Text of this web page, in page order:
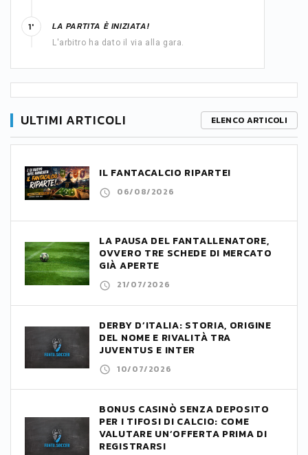
LA PARTITA È INIZIATA!
L'arbitro ha dato il via alla gara.
1'
ULTIMI ARTICOLI ELENCO ARTICOLI
IL FANTACALCIO RIPARTE!
06/08/2026
LA PAUSA DEL FANTALLENATORE,
OVVERO TRE SCHEDE DI MERCATO
GIÀ APERTE
21/07/2026
DERBY D’ITALIA: STORIA, ORIGINE
DEL NOME E RIVALITÀ TRA
JUVENTUS E INTER
10/07/2026
BONUS CASINÒ SENZA DEPOSITO
PER I TIFOSI DI CALCIO: COME
VALUTARE UN’OFFERTA PRIMA DI
REGISTRARSI